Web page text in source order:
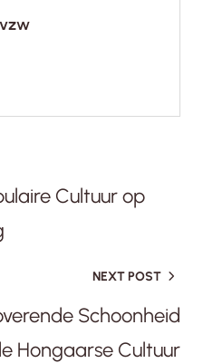
Cultuur op
NEXT POST
Schoonheid
Hongaarse Cultuur